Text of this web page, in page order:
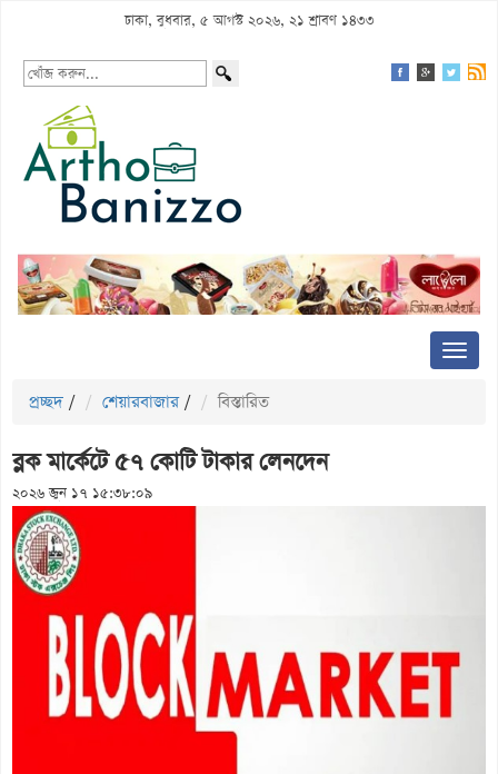
ঢাকা, বুধবার, ৫ আগস্ট ২০২৬, ২১ শ্রাবণ ১৪৩৩
প্রচ্ছদ / শেয়ারবাজার / বিস্তারিত
ব্লক মার্কেটে ৫৭ কোটি টাকার লেনদেন
২০২৬ জুন ১৭ ১৫:৩৮:০৯